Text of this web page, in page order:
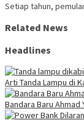
Setiap tahun,
Related News
Headlines
Arti Tanda Lampu di
Bandara Baru Ahmad